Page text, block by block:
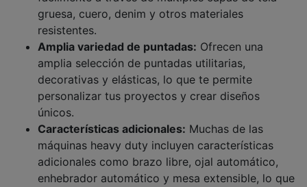
gruesa, cuero, denim y otros materiales
resistentes.
Amplia variedad de puntadas: Ofrecen una
amplia selección de puntadas utilitarias,
decorativas y elásticas, lo que te permite
personalizar tus proyectos y crear diseños
únicos.
Características adicionales: Muchas de las
máquinas heavy duty incluyen características
adicionales como brazo libre, ojal automático,
enhebrador automático y mesa extensible, lo que